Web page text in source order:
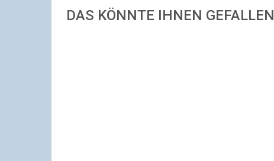
DAS KÖNNTE IHNEN GEFALLEN